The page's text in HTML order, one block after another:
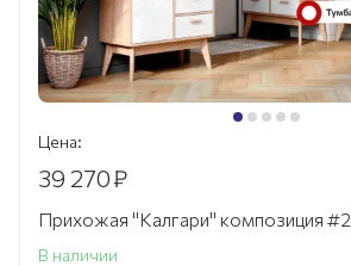
Цена:
39 270₽
Прихожая "Калгари" композиция #2
В наличии